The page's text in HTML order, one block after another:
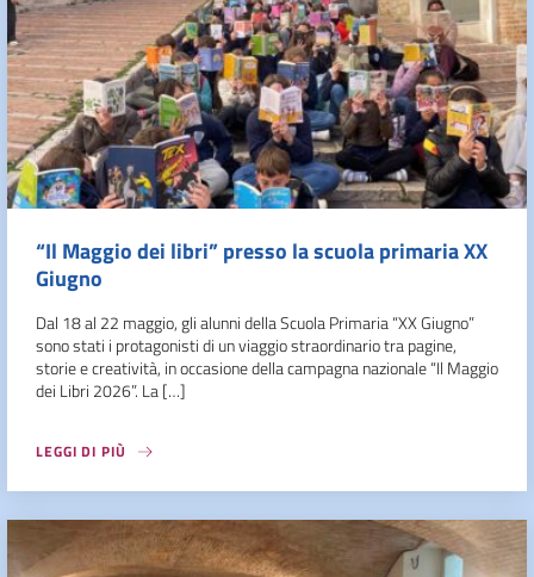
“Il Maggio dei libri” presso la scuola primaria XX
Giugno
Dal 18 al 22 maggio, gli alunni della Scuola Primaria “XX Giugno”
sono stati i protagonisti di un viaggio straordinario tra pagine,
storie e creatività, in occasione della campagna nazionale “Il Maggio
dei Libri 2026”. La […]
LEGGI DI PIÙ